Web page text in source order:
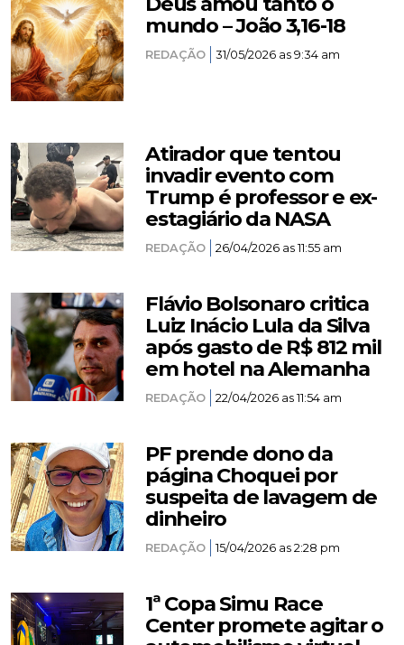
mundo – João 3,16-18
REDAÇÃO 31/05/2026 as 9:34 am
Atirador que tentou
invadir evento com
Trump é professor e ex-
estagiário da NASA
REDAÇÃO 26/04/2026 as 11:55 am
Flávio Bolsonaro critica
Luiz Inácio Lula da Silva
após gasto de R$ 812 mil
em hotel na Alemanha
REDAÇÃO 22/04/2026 as 11:54 am
PF prende dono da
página Choquei por
suspeita de lavagem de
dinheiro
REDAÇÃO 15/04/2026 as 2:28 pm
1ª Copa Simu Race
Center promete agitar o